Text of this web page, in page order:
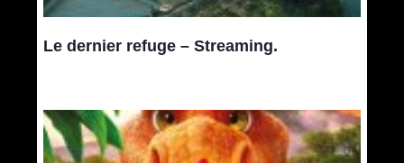
Le dernier refuge – Streaming.